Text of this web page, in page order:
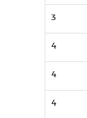
3
4
4
4